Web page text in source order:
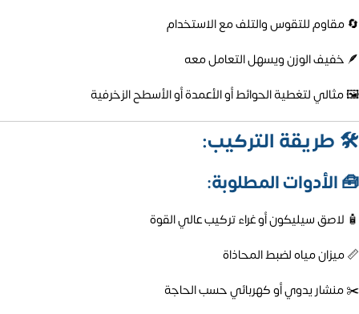
🔄 مقاوم للتقوس والتلف مع الاستخدام
🪶 خفيف الوزن ويسهل التعامل معه
🖼️ مثالي لتغطية الحوائط أو الأعمدة أو الأسطح الزخرفية
🛠️ طريقة التركيب:
🧰الأدوات المطلوبة:
🧴 لاصق سيليكون أو غراء تركيب عالي القوة
📏 ميزان مياه لضبط المحاذاة
✂️ منشار يدوي أو كهربائي حسب الحاجة